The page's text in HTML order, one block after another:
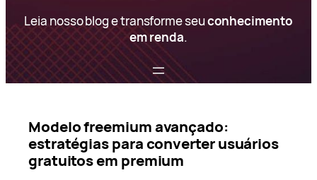
Leia nosso blog e transforme seuconhecimento
em renda.
Modelo freemium avançado:
estratégias para converter usuários
gratuitos em premium